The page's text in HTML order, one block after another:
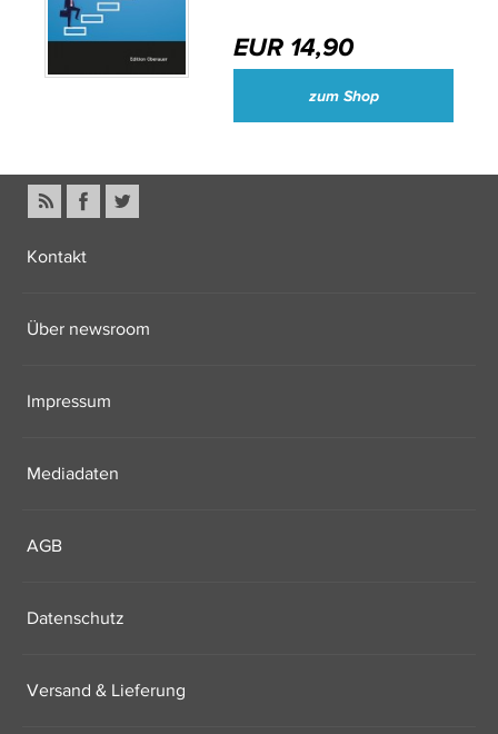
EUR 14,90
zum Shop
Kontakt
Über newsroom
Impressum
Mediadaten
AGB
Datenschutz
Versand & Lieferung